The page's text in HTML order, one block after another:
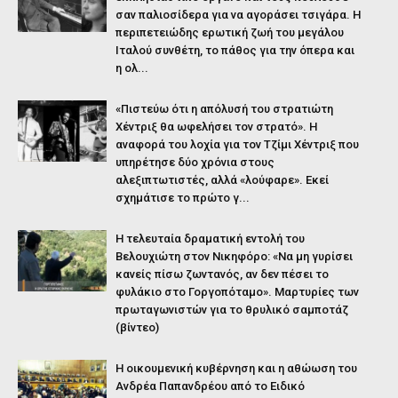
σαν παλιοσίδερα για να αγοράσει τσιγάρα. Η
περιπετειώδης ερωτική ζωή του μεγάλου
Ιταλού συνθέτη, το πάθος για την όπερα και
η ολ...
«Πιστεύω ότι η απόλυσή του στρατιώτη
Χέντριξ θα ωφελήσει τον στρατό». Η
αναφορά του λοχία για τον Τζίμι Χέντριξ που
υπηρέτησε δύο χρόνια στους
αλεξιπτωτιστές, αλλά «λούφαρε». Εκεί
σχημάτισε το πρώτο γ...
Η τελευταία δραματική εντολή του
Βελουχιώτη στον Νικηφόρο: «Να μη γυρίσει
κανείς πίσω ζωντανός, αν δεν πέσει το
φυλάκιο στο Γοργοπόταμο». Μαρτυρίες των
πρωταγωνιστών για το θρυλικό σαμποτάζ
(βίντεο)
Η οικουμενική κυβέρνηση και η αθώωση του
Ανδρέα Παπανδρέου από το Ειδικό